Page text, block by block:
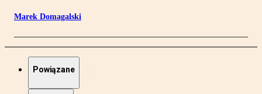
Marek Domagalski
Powiązane